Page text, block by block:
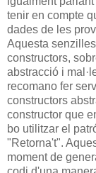
tenir en compte
dades de les
Aquesta
constructors,
abstracció i
recomano fer
constructors
constructor que
bo utilitzar el
"Retorna't".
moment de